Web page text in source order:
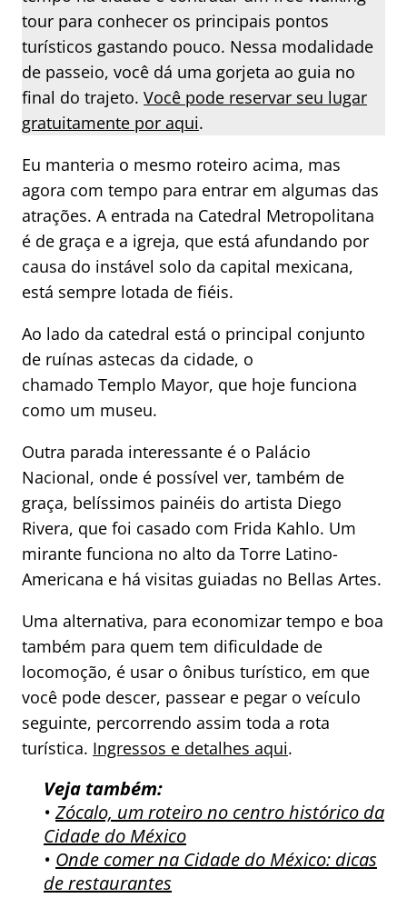
tour para conhecer os principais pontos
turísticos gastando pouco. Nessa modalidade
de passeio, você dá uma gorjeta ao guia no
final do trajeto. Você pode reservar seu lugar
gratuitamente por aqui.
Eu manteria o mesmo roteiro acima, mas
agora com tempo para entrar em algumas das
atrações. A entrada na Catedral Metropolitana
é de graça e a igreja, que está afundando por
causa do instável solo da capital mexicana,
está sempre lotada de fiéis.
Ao lado da catedral está o principal conjunto
de ruínas astecas da cidade, o
chamado Templo Mayor, que hoje funciona
como um museu.
Outra parada interessante é o Palácio
Nacional, onde é possível ver, também de
graça, belíssimos painéis do artista Diego
Rivera, que foi casado com Frida Kahlo. Um
mirante funciona no alto da Torre Latino-
Americana e há visitas guiadas no Bellas Artes.
Uma alternativa, para economizar tempo e boa
também para quem tem dificuldade de
locomoção, é usar o ônibus turístico, em que
você pode descer, passear e pegar o veículo
seguinte, percorrendo assim toda a rota
turística. Ingressos e detalhes aqui.
Veja também:
•Zócalo, um roteiro no centro histórico da
Cidade do México
• Onde comer na Cidade do México: dicas
de restaurantes